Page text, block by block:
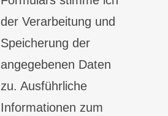
der Verarbeitung und
Speicherung der
angegebenen Daten
zu. Ausführliche
Informationen zum